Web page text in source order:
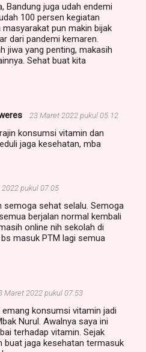
Bandung juga udah endemi
100 persen kegiatan
masyarakat pun makin bijak
dari pandemi kemaren.
jiwa yang penting, makasih
Sehat buat kita
23 Maret 2022 pukul 05.12
konsumsi vitamin dan
jaga kesehatan, mba
pukul 07.05
semoga sehat selalu. Semoga
berjalan normal kembali
online nih sekolah di
masuk PTM lagi semua
Maret 2022 pukul 07.53
konsumsi vitamin jadi
Nurul. Awalnya saya ini
terhadap vitamin. Sejak
buat jaga kesehatan termasuk